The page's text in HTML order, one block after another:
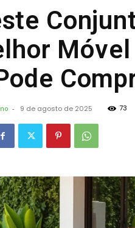
e
- 9 de agosto de 2025 73